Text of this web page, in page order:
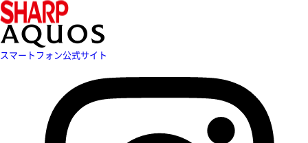
スマートフォン公式サイト